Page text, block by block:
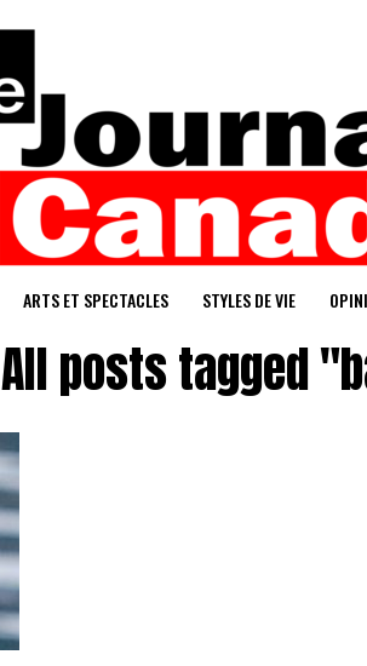
ARTS ET SPECTACLES STYLES DE VIE
All posts tagged